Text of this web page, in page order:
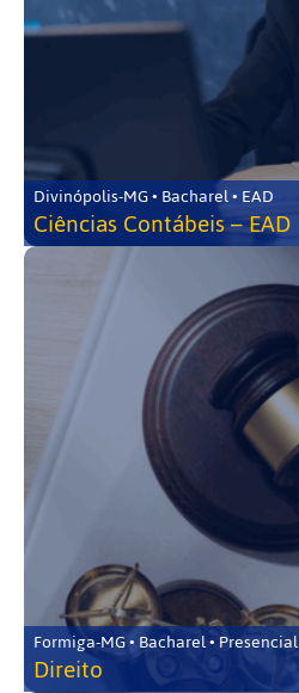
Divinópolis-MG • Bacharel • EAD
Ciências Contábeis – EAD
Formiga-MG • Bacharel • Presencial
Direito